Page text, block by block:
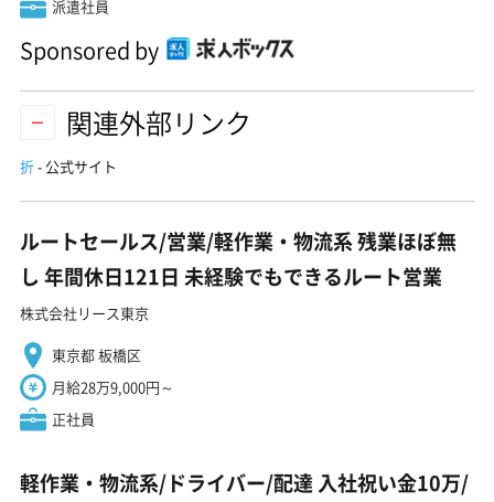
派遣社員
Sponsored by
関連外部リンク
折- 公式サイト
ルートセールス/営業/軽作業・物流系 残業ほぼ無
し 年間休日121日 未経験でもできるルート営業
株式会社リース東京
東京都 板橋区
月給28万9,000円～
正社員
軽作業・物流系/ドライバー/配達 入社祝い金10万/